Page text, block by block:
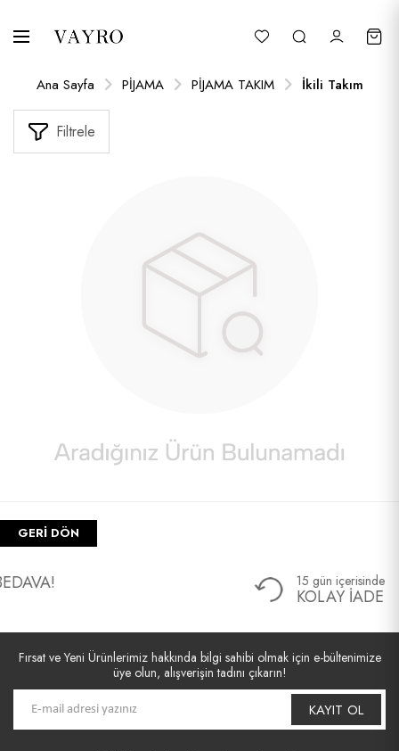
Ana Sayfa PİJAMA PİJAMA TAKIM İkili Takım
Filtrele
GERI DÖN
15 gün içerisinde
KOLAY İADE
Fırsat ve Yeni Ürünlerimiz hakkında bilgi sahibi olmak için e-bültenimize
üye olun, alışverişin tadını çıkarın!
KAYIT OL